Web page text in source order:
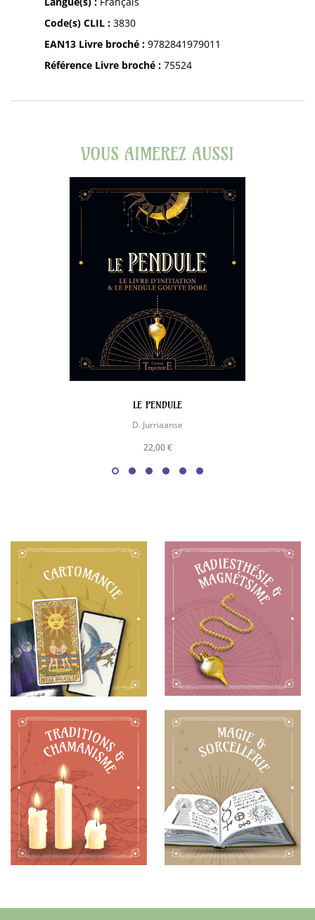
Code(s) CLIL :3830
EAN13 Livre broché :9782841979011
Référence Livre broché :75524
VOUS AIMEREZ AUSSI
LE PENDULE
D. Jurriaanse
22,00 €